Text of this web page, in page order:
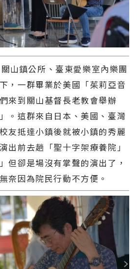
山鎮公所、臺東愛樂室內樂團
，一群畢業於美國「茱莉亞音
來到關山基督長老教會舉辦
。這群來自日本、美國、臺灣
友抵達小鎮後就被小鎮的秀麗
出前去趟「聖十字架療養院」
但卻是場沒有掌聲的演出了，
奈因為院民行動不方便。